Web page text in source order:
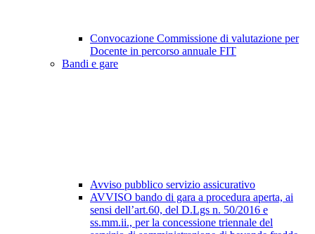
Convocazione Commissione di valutazione per
Docente in percorso annuale FIT
Bandi e gare
Avviso pubblico servizio assicurativo
AVVISO bando di gara a procedura aperta, ai
sensi dell’art.60, del D.Lgs n. 50/2016 e
ss.mm.ii., per la concessione triennale del